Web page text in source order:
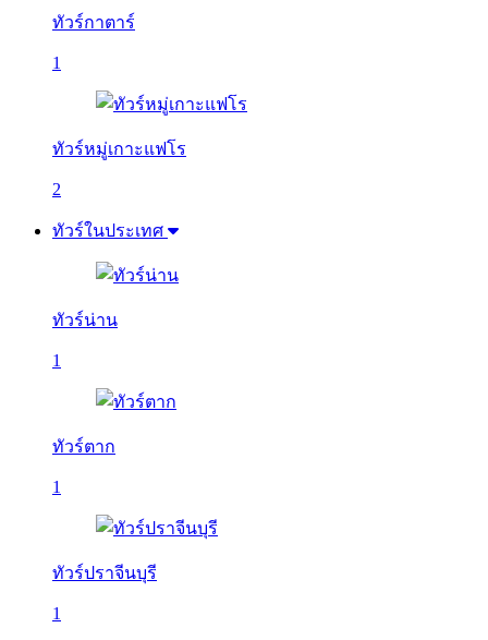
ทัวร์กาตาร์
1
ทัวร์หมู่เกาะแฟโร
2
ทัวร์ในประเทศ
ทัวร์น่าน
1
ทัวร์ตาก
1
ทัวร์ปราจีนบุรี
1